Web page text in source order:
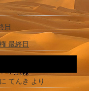
日
最終日
に てんき より